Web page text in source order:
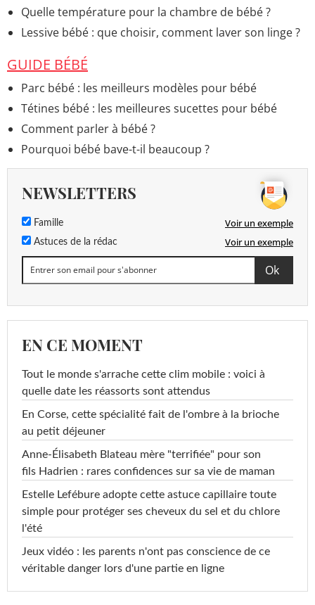
Quelle température pour la chambre de bébé ?
Lessive bébé : que choisir, comment laver son linge ?
GUIDE BÉBÉ
Parc bébé : les meilleurs modèles pour bébé
Tétines bébé : les meilleures sucettes pour bébé
Comment parler à bébé ?
Pourquoi bébé bave-t-il beaucoup ?
NEWSLETTERS
Famille Voir un exemple
Astuces de la rédac Voir un exemple
EN CE MOMENT
Tout le monde s'arrache cette clim mobile : voici à
quelle date les réassorts sont attendus
En Corse, cette spécialité fait de l'ombre à la brioche
au petit déjeuner
Anne-Élisabeth Blateau mère "terrifiée" pour son
fils Hadrien : rares confidences sur sa vie de maman
Estelle Lefébure adopte cette astuce capillaire toute
simple pour protéger ses cheveux du sel et du chlore
l'été
Jeux vidéo : les parents n'ont pas conscience de ce
véritable danger lors d'une partie en ligne